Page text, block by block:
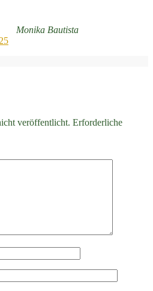
Monika Bautista
veröffentlicht. Erforderliche